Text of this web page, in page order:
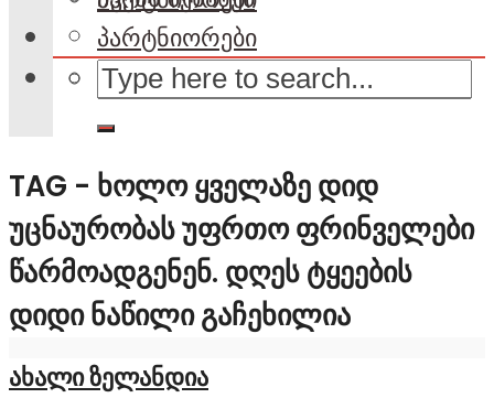
პარტნიორები
TAG - ᲮᲝᲚᲝ ᲧᲕᲔᲚᲐᲖᲔ ᲓᲘᲓ
ᲣᲪᲜᲐᲣᲠᲝᲑᲐᲡ ᲣᲤᲠᲗᲝ ᲤᲠᲘᲜᲕᲔᲚᲔᲑᲘ
ᲬᲐᲠᲛᲝᲐᲓᲒᲔᲜᲔᲜ. ᲓᲦᲔᲡ ᲢᲧᲔᲔᲑᲘᲡ
ᲓᲘᲓᲘ ᲜᲐᲬᲘᲚᲘ ᲒᲐᲩᲔᲮᲘᲚᲘᲐ
ახალი ზელანდია